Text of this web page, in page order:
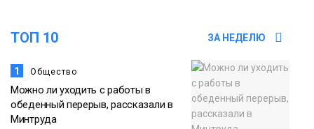
20 июля
Фото
прогрелся до 29 градусов
ТОП 10 ЗА НЕДЕЛЮ
1 Общество
Можно ли уходить с работы в
обеденный перерыв, рассказали в
Минтруда